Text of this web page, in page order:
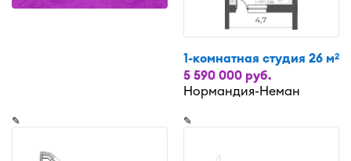
1-комнатная студия 26 м2
5 590 000 руб.
Нормандия-Неман
✎ ✎